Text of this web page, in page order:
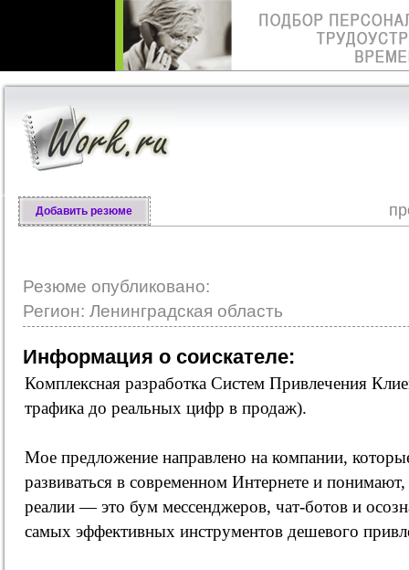
Добавить резюме
Резюме опубликовано:
Регион: Ленинградская область
Информация о соискателе:
Комплексная разработка Систем Привлечения
трафика до реальных цифр в продаж).
Мое предложение направлено на компании,
развиваться в современном Интернете и
реалии — это бум мессенджеров, чат-ботов и
самых эффективных инструментов дешевого